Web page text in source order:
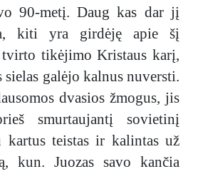
ieškantis įkvėpimo gyventi
prasmingą ir visavertį gyvenimą. Tai
apie žmogų, kurio meilė,
teigiama ant jo kapo, „niekada
90-metį. Daug kas dar jį
kiti yra girdėję apie šį
tikėjimo Kristaus karį,
sielas galėjo kalnus nuversti.
dvasios žmogus, jis
smurtaujantį sovietinį
kartus teistas ir kalintas už
kun. Juozas savo kančia